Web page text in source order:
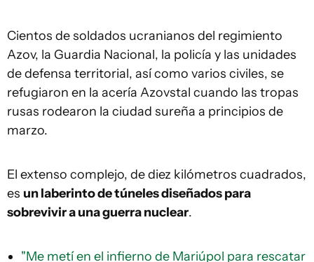
Cientos de soldados ucranianos del regimiento
Azov, la Guardia Nacional, la policía y las unidades
de defensa territorial, así como varios civiles, se
refugiaron en la acería Azovstal cuando las tropas
rusas rodearon la ciudad sureña a principios de
marzo.
El extenso complejo, de diez kilómetros cuadrados,
es un laberinto de túneles diseñados para
sobrevivir a una guerra nuclear.
"Me metí en el infierno de Mariúpol para rescatar